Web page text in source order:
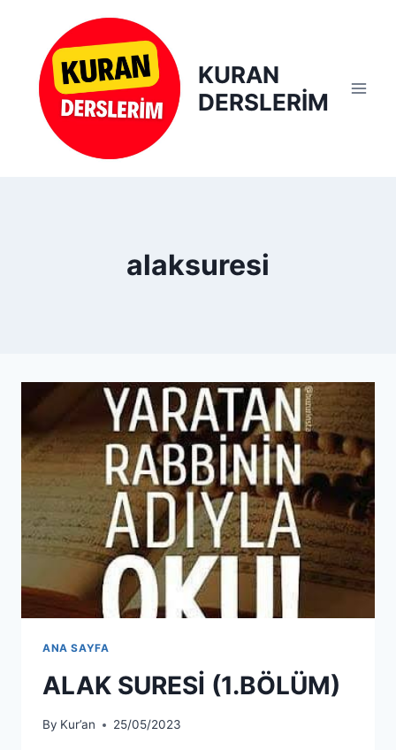
content
KURAN
DERSLERİM
alaksuresi
ANA SAYFA
ALAK SURESİ (1.BÖLÜM)
By Kur’an 25/05/2023